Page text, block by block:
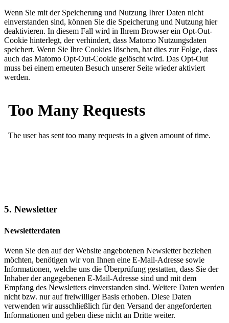
Wenn Sie mit der Speicherung und Nutzung Ihrer Daten nicht
einverstanden sind, können Sie die Speicherung und Nutzung hier
deaktivieren. In diesem Fall wird in Ihrem Browser ein Opt-Out-
Cookie hinterlegt, der verhindert, dass Matomo Nutzungsdaten
speichert. Wenn Sie Ihre Cookies löschen, hat dies zur Folge, dass
auch das Matomo Opt-Out-Cookie gelöscht wird. Das Opt-Out
muss bei einem erneuten Besuch unserer Seite wieder aktiviert
werden.
5. Newsletter
Newsletterdaten
Wenn Sie den auf der Website angebotenen Newsletter beziehen
möchten, benötigen wir von Ihnen eine E-Mail-Adresse sowie
Informationen, welche uns die Überprüfung gestatten, dass Sie der
Inhaber der angegebenen E-Mail-Adresse sind und mit dem
Empfang des Newsletters einverstanden sind. Weitere Daten werden
nicht bzw. nur auf freiwilliger Basis erhoben. Diese Daten
verwenden wir ausschließlich für den Versand der angeforderten
Informationen und geben diese nicht an Dritte weiter.